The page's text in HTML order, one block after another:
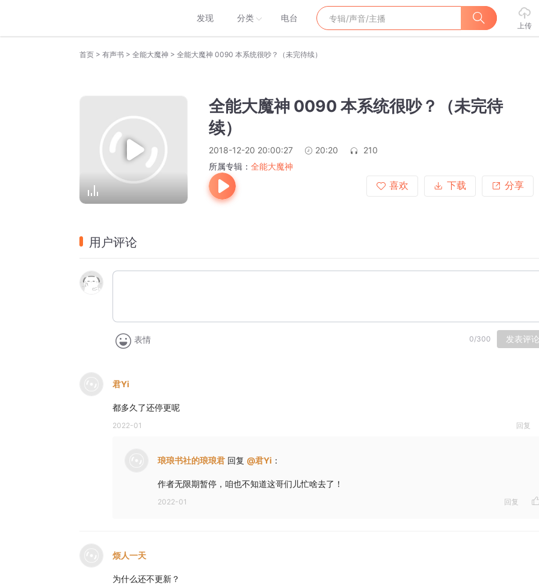
发现 分类 电台
上传
首页 > 有声书 > 全能大魔神 > 全能大魔神 0090 本系统很吵？（未完待续）
全能大魔神 0090 本系统很吵？（未完待
续）
2018-12-20 20:00:27 20:20
210
所属专辑： 全能大魔神
喜欢
下载 分享
用户评论
表情 0/300 发表评论
君Yi
都多久了还停更呢
2022-01 回复
琅琅书社的琅琅君 回复 @君Yi ：
作者无限期暂停，咱也不知道这哥们儿忙啥去了！
2022-01 回复
烦人一天
为什么还不更新？